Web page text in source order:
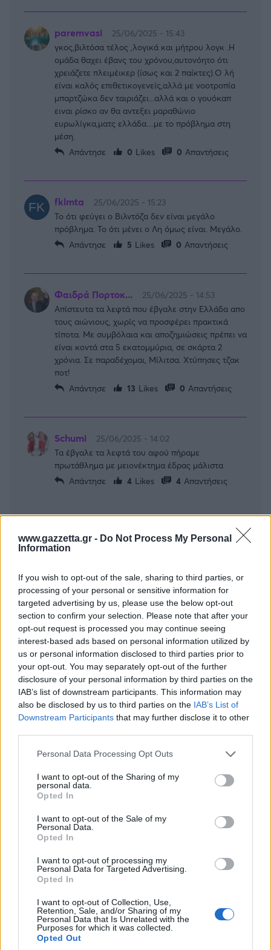
www.gazzetta.gr - Do Not Process My Personal
Information
If you wish to opt-out of the sale, sharing to third parties, or
processing of your personal or sensitive information for
targeted advertising by us, please use the below opt-out
section to confirm your selection. Please note that after your
opt-out request is processed you may continue seeing
interest-based ads based on personal information utilized by
us or personal information disclosed to third parties prior to
your opt-out. You may separately opt-out of the further
disclosure of your personal information by third parties on the
IAB’s list of downstream participants. This information may
also be disclosed by us to third parties on the IAB’s List of
Downstream Participants that may further disclose it to other
Please note that this website/app uses one or more Google
not limited to your visit or usage behaviour. You may click to
grant or deny consent to Google and its third-party tags to
use your data for below specified purposes in below Google
consent section.
Personal Data Processing Opt Outs
I want to opt-out of the Sharing of my
personal data.
Opted In
I want to opt-out of the Sale of my
Personal Data.
Opted In
I want to opt-out of processing my
Personal Data for Targeted Advertising.
Opted In
I want to opt-out of Collection, Use,
Retention, Sale, and/or Sharing of my
Personal Data that Is Unrelated with the
Purposes for which it was collected.
Opted Out
paremvasi
25/06/2025 - 15:43
γκος,βιλτόσα τέλος ,λογικά και μήτρου λογκ .Η
ομάδα θαχει έβανς του χρόνου,αυτονόητο ότι
χρειάζετε πλειμέικερ (ίσως και 2 παίκτες).Ο λή
είναι καλός επιθετικογενείς,αλλά με νοοτροπία
μπαρτζώκα δεν ταιριάζει...αλλά και ο γουόκαπ
ειναι ρίσκο αν θα αντεξει μαραθώνιο
ευρωλίγκα,ματς ελλάδα....με το πρόβλημα στη
μέση.
Απάντησε
0 Likes 0 Απαντήσεις
fklmta
25/06/2025 - 15:23
Το ότι φεύγει ο Βιλντόζα δεν είναι μεγάλο
πρόβλημα. Το ότι μένει ο Λη όμως είναι. Μεγάλο.
Απάντησε
5 Likes 0 Απαντήσεις
Φαιδρά Πορτοκ...
25/06/2025 - 14:53
Απίστευτα τα λεφτά που έβγαλε στην Ελλάδα απο
τους αιώνιους, χωρίς να προσφέρει πρακτικά
τίποτα. Με συμβόλαια και αποζημιώσεις πρέπει να
είναι κοντά στα 5 εκατομμύρια, σε σκάρτα 2
χρόνια. Σε παραδέχομαι, Μίλιτσα. Χτύπησες τζακ
ποτ!
Απάντησε
13 Likes 0 Απαντήσεις
Schumi
25/06/2025 - 14:02
Τα έβγαλε τα λεφτά του αφού πήραμε
πρωτάθλημα με μειονέκτημα έδρας μάλιστα
Απάντησε
4 Likes 4 Απαντήσεις
petros sid
Schumi
25/06/2025 - 16:04
Στα οποία ο ίδιος βέβαια προσέφερε πάνω κάτω
όσα εσύ κι εγώ, αλλά οκ
Εμμανουέλα7
Schumi
25/06/2025 - 15:03
Ο Μπαρτζώκας είχε εκτός 12αδας τον Βιλντόζα
στον 2ο και 3ο τελικό. Στον 1ο έβαλε ΔΥΟ(2)
πόντους και στον 4ο ΜΗΔΕΝ(0). Με μια
κουβέντα: ΑΝΥΠΑΡΚΤΟΣ. (Φιλικά: Μην τους
χαροποίησε στους τελικούς, με έξω Φαλ και
Βεζένκοφ στον τελευταίο; Ο ΦΟΒΟΣ στα μάτια!
χρονιά; ΘΑ ΤΑ ΣΗΚΩΣΟΥΜΕ ΟΛΑ!)
Απάντησε
10 Likes 2 Απαντήσεις